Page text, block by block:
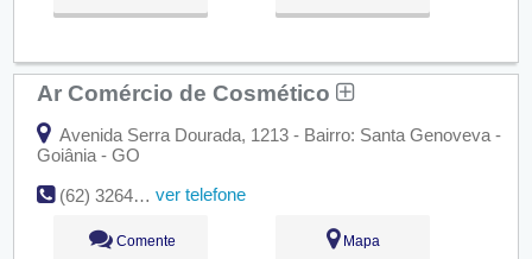
Ar Comércio de Cosmético
Avenida Serra Dourada, 1213 - Bairro: Santa Genoveva -
Goiânia - GO
(62) 3264-1886
ver telefone
Comente Mapa